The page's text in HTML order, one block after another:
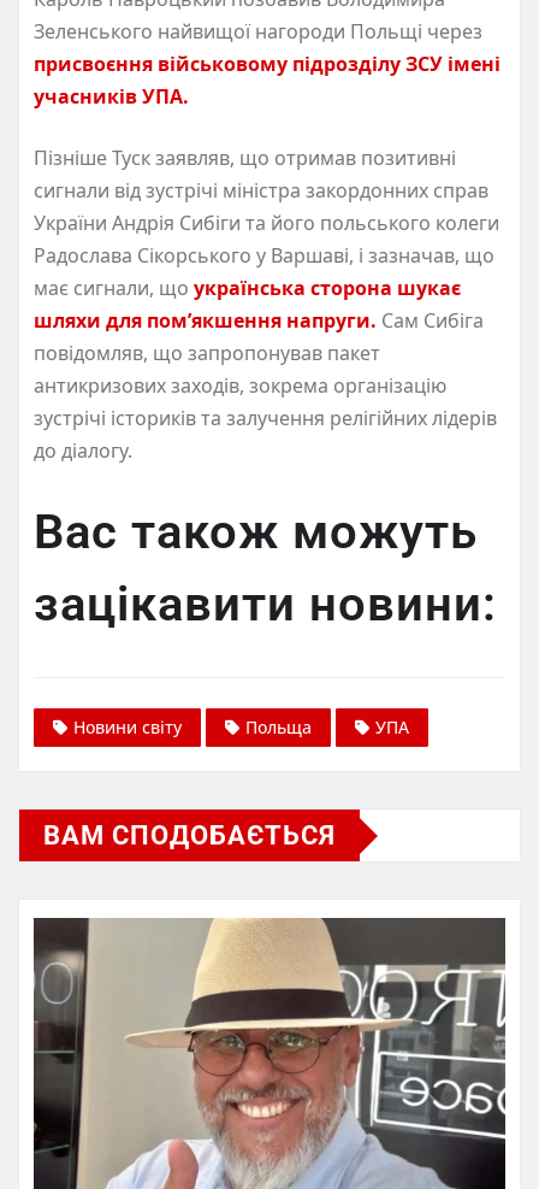
Зеленського найвищої нагороди Польщі через
присвоєння військовому підрозділу ЗСУ імені
учасників УПА.
Пізніше Туск заявляв, що отримав позитивні
сигнали від зустрічі міністра закордонних справ
України Андрія Сибіги та його польського колеги
Радослава Сікорського у Варшаві, і зазначав, що
має сигнали, що українська сторона шукає
шляхи для пом’якшення напруги. Сам Сибіга
повідомляв, що запропонував пакет
антикризових заходів, зокрема організацію
зустрічі істориків та залучення релігійних лідерів
до діалогу.
Вас також можуть
зацікавити новини:
Новини світу Польща УПА
ВАМ СПОДОБАЄТЬСЯ